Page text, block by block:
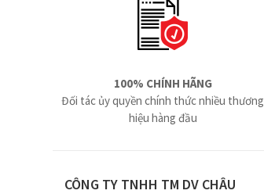
100% CHÍNH HÃNG
Đối tác ủy quyền chính thức nhiều thương
hiệu hàng đầu
CÔNG TY TNHH TM DV CHÂU